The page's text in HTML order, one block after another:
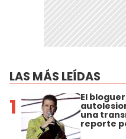
LAS MÁS LEÍDAS
1 El
una
reporte